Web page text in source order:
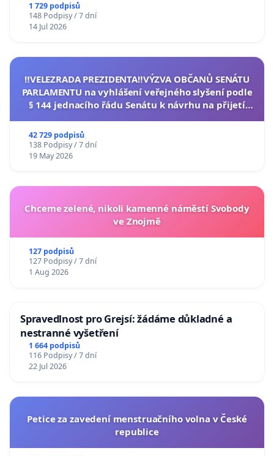
1 729 podpisů
148 Podpisy / 7 dní
14 Jul 2026
‼️VELEZRADA PREZIDENTA‼️VÝZVA OBČANŮ SENÁTU
PARLAMENTU na vyhlášení veřejného slyšení podle
§ 144 jednacího řádu Senátu k návrhu na přijetí
42 729 podpisů
138 Podpisy / 7 dní
19 May 2026
Chceme zelené, nikoli kamenné náměstí Svobody
ve Znojmě
127 podpisů
127 Podpisy / 7 dní
1 Aug 2026
Spravedlnost pro Grejsí: žádáme důkladné a
nestranné vyšetření
1 664 podpisů
116 Podpisy / 7 dní
22 Jul 2026
Petice za zavedení menstruačního volna v České
republice